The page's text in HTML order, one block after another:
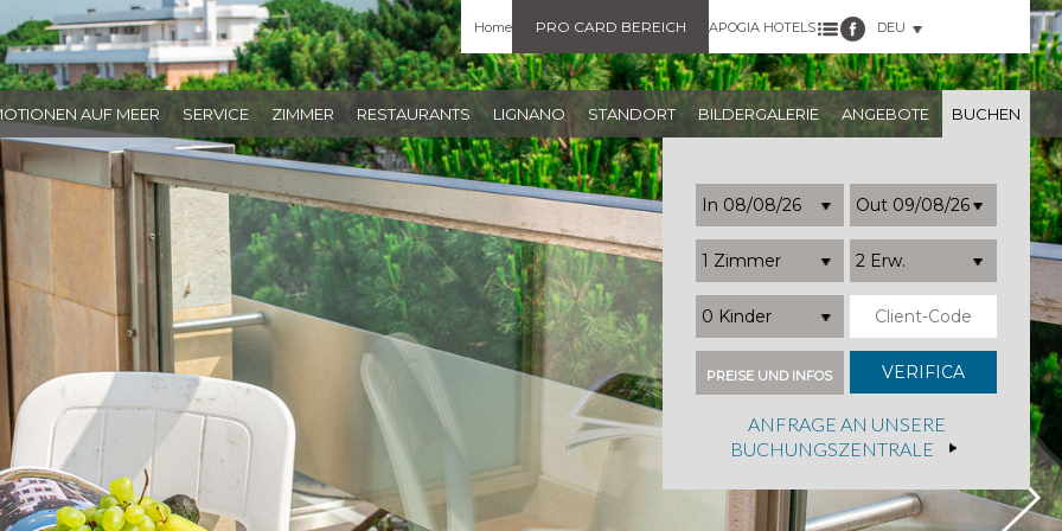
AUF MEER SERVICE ZIMMER RESTAURANTS LIGNANO STANDORT BILDERGALERIE ANGEBOTE BUCHEN
Home PRO CARD BEREICH APOGIA HOTELS DEU
1 Zimmer 2 Erw.
0 Kinder
PREISE UND INFOS
ANFRAGE AN UNSERE
BUCHUNGSZENTRALE